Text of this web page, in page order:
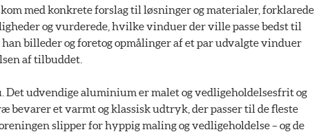
med konkrete forslag til løsninger og materialer, forklarede
og vurderede, hvilke vinduer der ville passe bedst til
billeder og foretog opmålinger af et par udvalgte vinduer
af tilbuddet.
Det udvendige aluminium er malet og vedligeholdelsesfrit og
bevarer et varmt og klassisk udtryk, der passer til de fleste
slipper for hyppig maling og vedligeholdelse – og de